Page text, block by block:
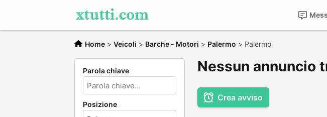
Home > Veicoli > Barche - Motori > Palermo > Palermo
Parola chiave
Posizione
Nessun annuncio
Crea avviso